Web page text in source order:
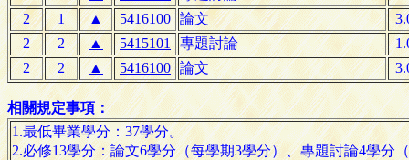
2
1 ▲ 5416100 論文
2
2 ▲ 5415101 專題討論
2
2 ▲ 5416100 論文
相關規定事項：
1.最低畢業學分：37學分。
2.必修13學分：論文6學分（每學期3學分）、專題討論4學分